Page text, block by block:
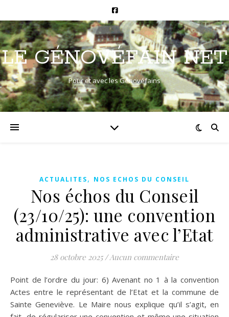
LE GÉNOVÉFAIN NET
Pour et avec les Génovéfains
ACTUALITES, NOS ECHOS DU CONSEIL
Nos échos du Conseil
(23/10/25): une convention
administrative avec l’Etat
28 octobre 2025 /Aucun commentaire
Point de l’ordre du jour: 6) Avenant no 1 à la convention
Actes entre le représentant de l’Etat et la commune de
Sainte Geneviève. Le Maire nous explique qu’il s’agit, en